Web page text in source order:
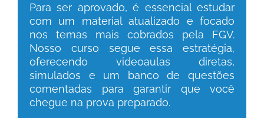
Para ser aprovado, é essencial estudar
com um material atualizado e focado
nos temas mais cobrados pela FGV.
Nosso curso segue essa estratégia,
oferecendo videoaulas diretas,
simulados e um banco de questões
comentadas para garantir que você
chegue na prova preparado.